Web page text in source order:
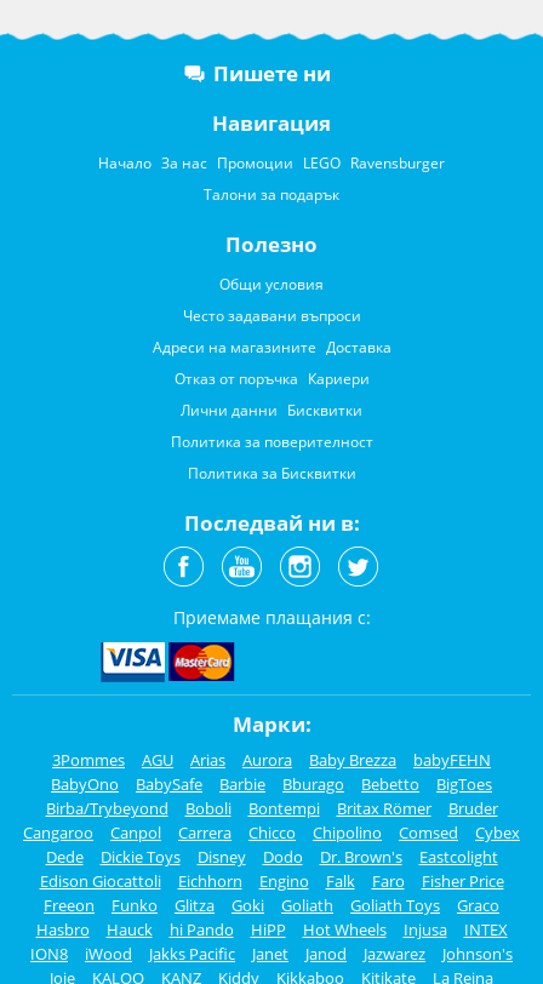
Пишете ни
Навигация
Начало За нас Промоции LEGO Ravensburger
Талони за подарък
Полезно
Общи условия
Често задавани въпроси
Адреси на магазините Доставка
Отказ от поръчка Кариери
Лични данни Бисквитки
Политика за поверителност
Политика за Бисквитки
Последвай ни в:
Приемаме плащания с:
Марки:
3Pommes AGU Arias Aurora Baby Brezza
babyFEHN
BabyOno
BabySafe Barbie Bburago Bebetto
BigToes
Birba/Trybeyond
Boboli Bontempi Britax Römer
Bruder
Cangaroo
Canpol Carrera Chicco Chipolino Comsed
Cybex
Dede
Dickie Toys Disney Dodo Dr. Brown's
Eastcolight
Edison Giocattoli
Eichhorn Engino Falk Faro
Fisher Price
Freeon
Funko Glitza Goki Goliath Goliath Toys
Graco
Hasbro
Hauck hi Pando HiPP Hot Wheels Injusa
INTEX
ION8
iWood Jakks Pacific Janet Janod Jazwarez
Johnson's
Joie
KALOO KANZ Kiddy Kikkaboo Kitikate La Reina